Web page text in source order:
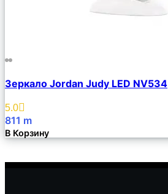
Описание
Избранное
Зеркало Jordan Judy LED NV534
5.0
811 m
В Корзину